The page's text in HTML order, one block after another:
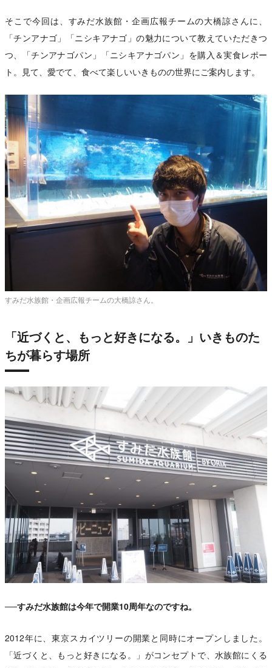
そこで今回は、すみだ水族館・企画広報チームの大橋諒さんに、
「チンアナゴ」「ニシキアナゴ」の魅力について教えていただきつ
つ、「チンアナゴパン」「ニシキアナゴパン」を購入＆実食レポー
ト。見て、愛でて、食べて楽しいいきものの世界にご案内します。
すみだ水族館・企画広報チームの大橋諒さん。
「近づくと、もっと好きになる。」いきものた
ちが暮らす場所
──すみだ水族館は今年で開業10周年なのですね。
2012年に、東京スカイツリーの開業と同時にオープンしました。
「近づくと、もっと好きになる。」がコンセプトで、水族館にくる